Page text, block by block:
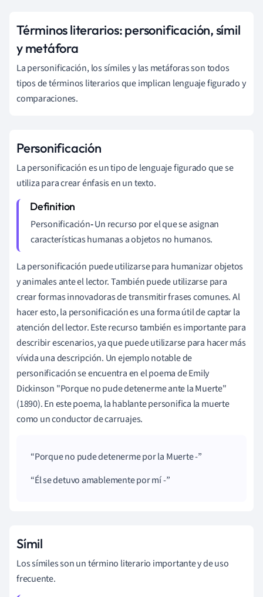
Términos literarios: personificación, símil
y metáfora
La personificación, los símiles y las metáforas son todos
tipos de términos literarios que implican lenguaje figurado y
comparaciones.
Personificación
La personificación es un tipo de lenguaje figurado que se
utiliza para crear énfasis en un texto.
Personificación-Un recurso por el que se asignan
características humanas a objetos no humanos.
La personificación puede utilizarse para humanizar objetos
y animales ante el lector. También puede utilizarse para
crear formas innovadoras de transmitir frases comunes. Al
hacer esto, la personificación es una forma útil de captar la
atención del lector. Este recurso también es importante para
describir escenarios, ya que puede utilizarse para hacer más
vívida una descripción. Un ejemplo notable de
personificación se encuentra en el poema de Emily
Dickinson "Porque no pude detenerme ante la Muerte"
(1890). En este poema, la hablante personifica la muerte
como un conductor de carruajes.
Porque no pude detenerme por la Muerte -
Él se detuvo amablemente por mí -
Símil
Los símiles son un término literario importante y de uso
frecuente.